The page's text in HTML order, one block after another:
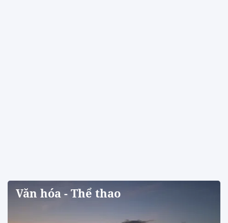
Văn hóa - Thể thao